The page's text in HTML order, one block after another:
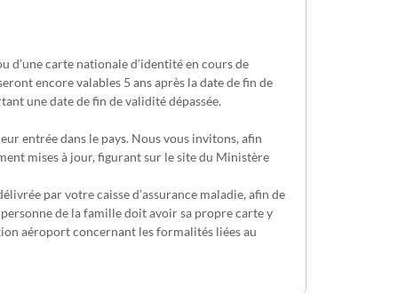
d’une carte nationale d’identité en cours de
encore valables 5 ans après la date de fin de
une date de fin de validité dépassée.
entrée dans le pays. Nous vous invitons, afin
mises à jour, figurant sur le site du Ministère
par votre caisse d’assurance maladie, afin de
de la famille doit avoir sa propre carte y
aéroport concernant les formalités liées au